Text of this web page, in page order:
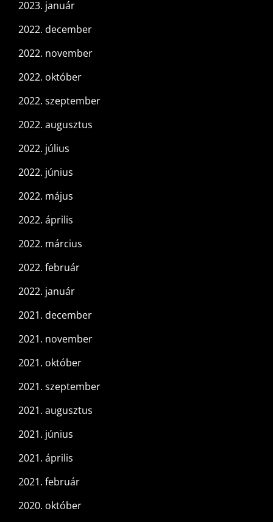
2023. január
2022. december
2022. november
2022. október
2022. szeptember
2022. augusztus
2022. július
2022. június
2022. május
2022. április
2022. március
2022. február
2022. január
2021. december
2021. november
2021. október
2021. szeptember
2021. augusztus
2021. június
2021. április
2021. február
2020. október